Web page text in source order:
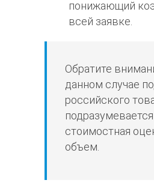
понижающий
всей заявке.
Обратите
данном случае
российского
стоимостная
объем.